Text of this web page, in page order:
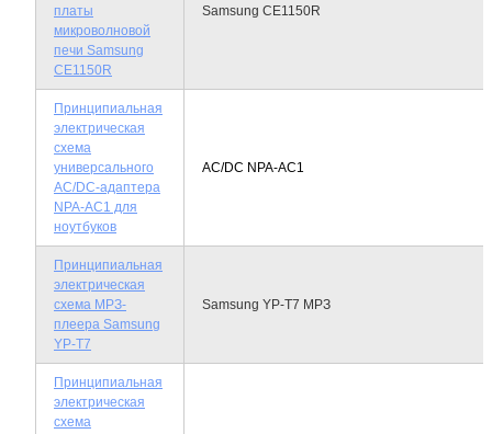
платы
микроволновой
печи Samsung
СЕ1150R
Samsung СЕ1150R
Принципиальная
электрическая
схема
универсального
AC/DC-адаптера
NPA-AC1 для
ноутбуков
AC/DC NPA-AC1
Принципиальная
электрическая
схема МРЗ-
плеера Samsung
YP-T7
Samsung YP-T7 МРЗ
Принципиальная
электрическая
схема